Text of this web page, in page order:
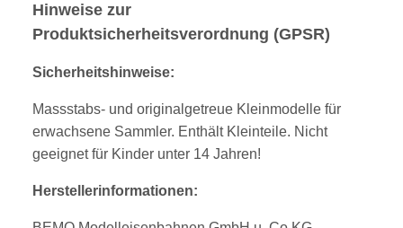
Hinweise zur
Produktsicherheitsverordnung (GPSR)
Sicherheitshinweise:
Massstabs- und originalgetreue Kleinmodelle für
erwachsene Sammler. Enthält Kleinteile. Nicht
geeignet für Kinder unter 14 Jahren!
Herstellerinformationen: